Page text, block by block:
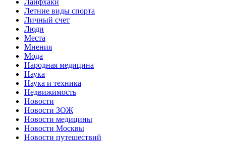
Летние виды спорта
Личный счет
Люди
Места
Мнения
Мода
Народная медицина
Наука
Наука и техника
Недвижимость
Новости
Новости ЗОЖ
Новости медицины
Новости Москвы
Новости путешествий